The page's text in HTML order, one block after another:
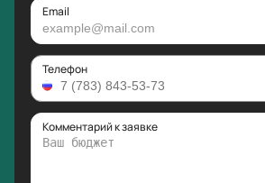
Email
Телефон
Комментарий к заявке